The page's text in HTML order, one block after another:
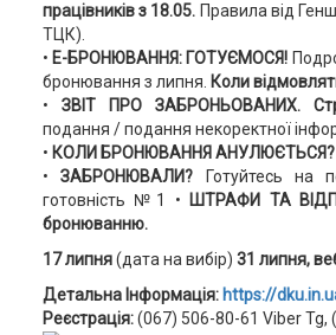
працівників з 18.05. Правила від
ТЦК).
• Е-БРОНЮВАННЯ: ГОТУЄМОСЯ!
бронювання з липня. Коли
• ЗВІТ ПРО ЗАБРОНЬОВАНИХ.
подання / подання некоректної
• КОЛИ БРОНЮВАННЯ АНУЛЮЄТЬСЯ?
• ЗАБРОНЮВАЛИ?
Готуйтесь на
готовність №1 •
ШТРАФИ ТА
бронюванню.
17 липня(дата на вибір) 31 липня,
Детальна Інформація: https://
Реєстрація:(067) 506-80-61 Viber Tg,